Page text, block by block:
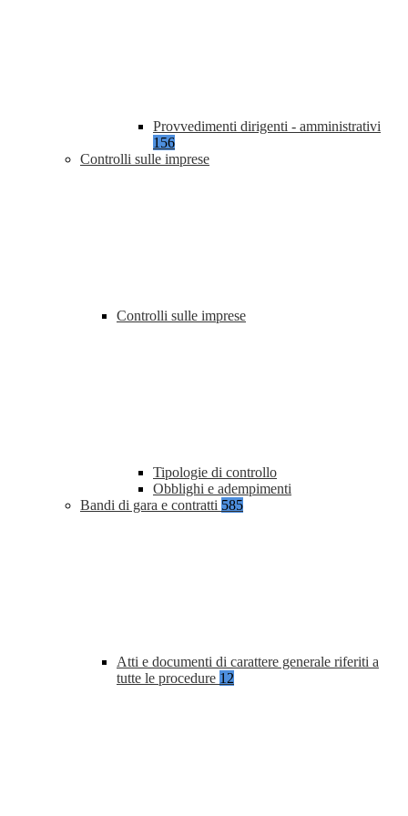
Provvedimenti dirigenti - amministrativi
156
Controlli sulle imprese
Controlli sulle imprese
Tipologie di controllo
Obblighi e adempimenti
Bandi di gara e contratti 585
Atti e documenti di carattere generale riferiti a
tutte le procedure 12